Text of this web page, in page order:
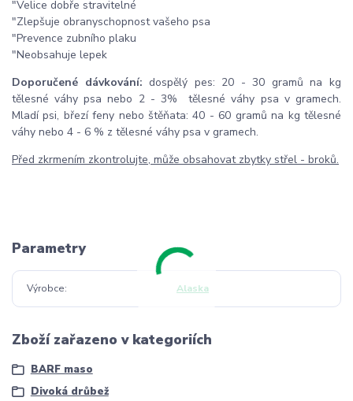
"Velice dobře stravitelné
"Zlepšuje obranyschopnost vašeho psa
"Prevence zubního plaku
"Neobsahuje lepek
Doporučené dávkování: dospělý pes: 20 - 30 gramů na kg
tělesné váhy psa nebo 2 - 3% tělesné váhy psa v gramech.
Mladí psi, březí feny nebo štěňata: 40 - 60 gramů na kg tělesné
váhy nebo 4 - 6 % z tělesné váhy psa v gramech.
Před zkrmením zkontrolujte, může obsahovat zbytky střel - broků.
Parametry
Výrobce Alaska
Zboží zařazeno v kategoriích
BARF maso
Divoká drůbež